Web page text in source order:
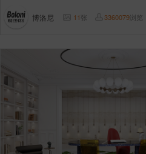
博洛尼 11张 3360079浏览